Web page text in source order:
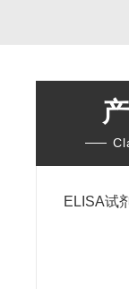
ELISA试